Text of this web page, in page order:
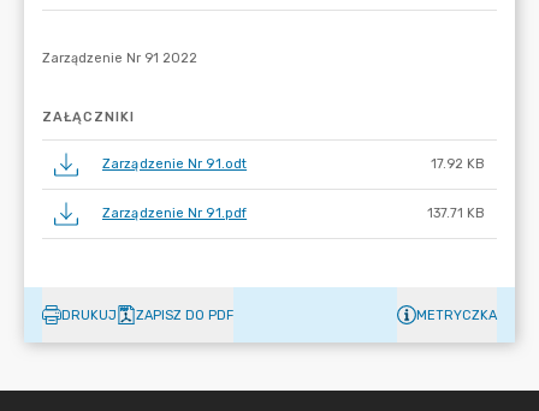
ZAŁĄCZNIKI
Zarządzenie Nr 91.odt 17.92 KB
Zarządzenie Nr 91.pdf 137.71 KB
DRUKUJ ZAPISZ DO PDF METRYCZKA